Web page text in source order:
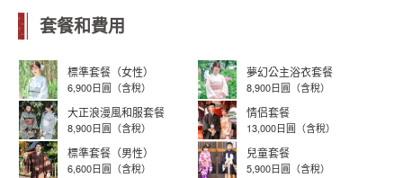
套餐和費用
標準套餐（女性）
6,900日圓（含稅）
夢幻公主浴衣套餐
8,900日圓（含稅）
大正浪漫風和服套餐
8,900日圓（含稅）
情侣套餐
13,000日圓（含稅）
標準套餐（男性）
6,600日圓（含稅）
兒童套餐
5,900日圓（含稅）